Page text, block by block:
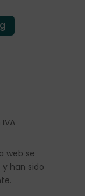
web se
han sido